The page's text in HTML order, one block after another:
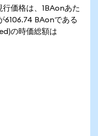
価格は、1BAonあた
6106.74 BAonである
の時価総額は